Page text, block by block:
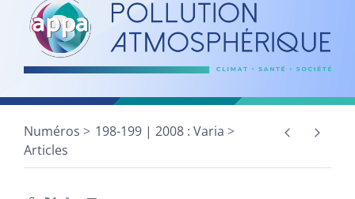
Numéros
198-199 | 2008 : Varia
Articles